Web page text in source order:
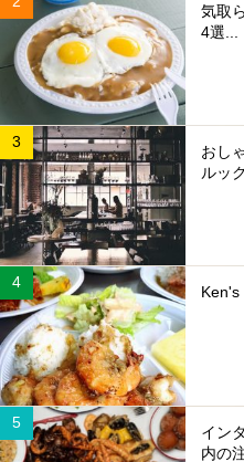
気取
4選...
おし
ルッ
Ken's
イン
内の